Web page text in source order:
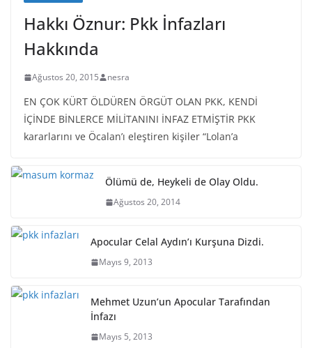
Hakkı Öznur: Pkk İnfazları
Hakkında
Ağustos 20, 2015 nesra
EN ÇOK KÜRT ÖLDÜREN ÖRGÜT OLAN PKK, KENDİ
İÇİNDE BİNLERCE MİLİTANINI İNFAZ ETMİŞTİR PKK
kararlarını ve Öcalan’ı eleştiren kişiler “Lolan’a
Ölümü de, Heykeli de Olay Oldu.
Ağustos 20, 2014
Apocular Celal Aydın’ı Kurşuna Dizdi.
Mayıs 9, 2013
Mehmet Uzun’un Apocular Tarafından
İnfazı
Mayıs 5, 2013